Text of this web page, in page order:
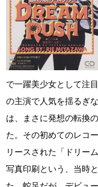
で一躍美少女として注
の主演で人気を揺るぎ
は、まさに発想の転換
た。その初めてのレコ
リースされた「ドリー
写真印刷という、当時